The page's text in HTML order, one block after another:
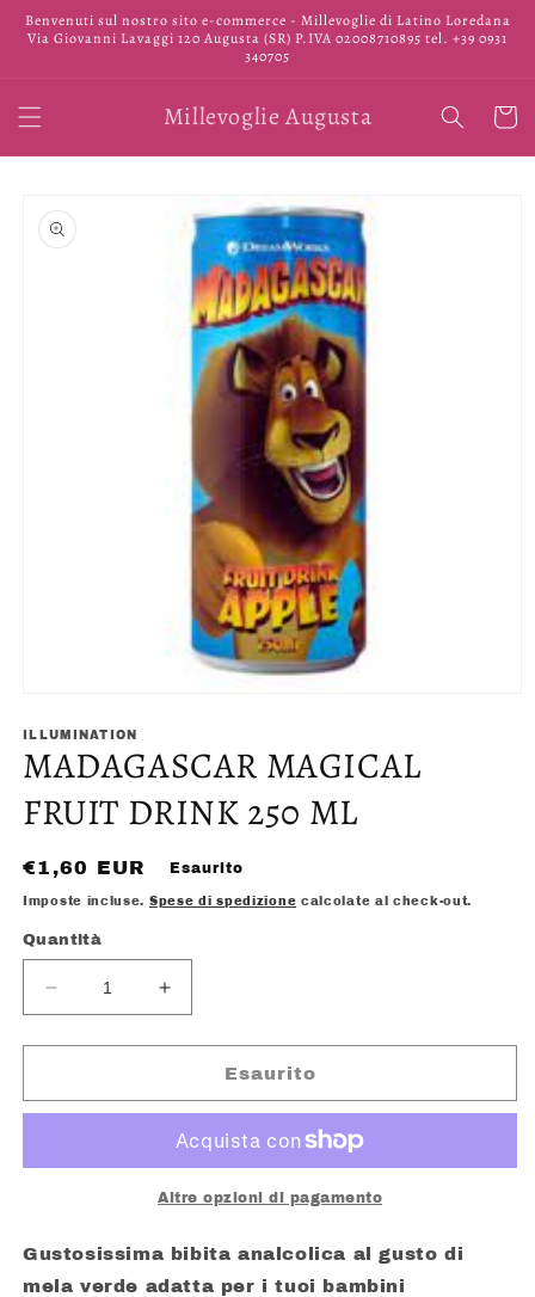
direttamente
ai contenuti
Benvenuti sul nostro sito e-commerce - Millevoglie di Latino Loredana
Via Giovanni Lavaggi 120 Augusta (SR) P.IVA 02008710895 tel. +39 0931
340705
Millevoglie Augusta
informazioni
sul prodotto
multimediali
1
in
modale
ILLUMINATION
MADAGASCAR MAGICAL
FRUIT DRINK 250 ML
Prezzo
di
€1,60 EUR Esaurito
Imposte incluse. Spese di spedizione calcolate al check-out.
Quantità
Diminuisci
quantità
per
MAGICAL
250
Aumenta
quantità
per
MADAGASCAR
MAGICAL
DRINK
250
ML
Esaurito
Altre opzioni di pagamento
Gustosissima bibita analcolica al gusto di
mela verde adatta per i tuoi bambini